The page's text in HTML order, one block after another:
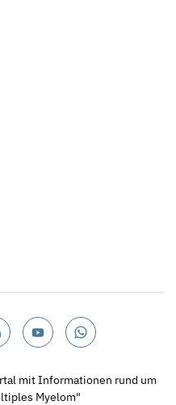
mit Informationen rund um
Myelom"